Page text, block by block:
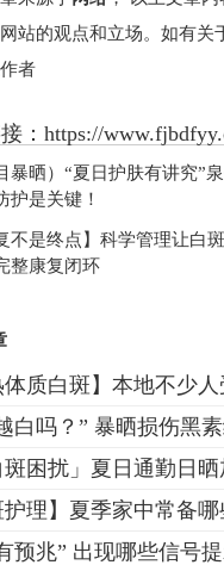
站的观点和立场。如有关
者
：https://
暴晒）“夏日护肤有讲究”
护是关键！
不是终点】科学管理让白
整康复闭环
体质白斑】本地不少
白吗？” 暴晒损伤黑
斑困扰」夏日通勤日
护理】夏季家中常备
预兆” 出现哪些信号